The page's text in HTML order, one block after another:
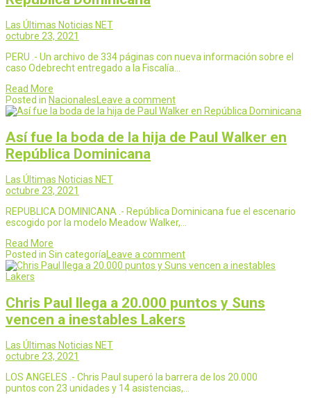
Las Últimas Noticias NET
octubre 23, 2021
PERU .- Un archivo de 334 páginas con nueva información sobre el
caso Odebrecht entregado a la Fiscalía…
Read More
Posted in NacionalesLeave a comment
Así fue la boda de la hija de Paul Walker en
República Dominicana
Las Últimas Noticias NET
octubre 23, 2021
REPUBLICA DOMINICANA .- República Dominicana fue el escenario
escogido por la modelo Meadow Walker,…
Read More
Posted in Sin categoría Leave a comment
Chris Paul llega a 20.000 puntos y Suns
vencen a inestables Lakers
Las Últimas Noticias NET
octubre 23, 2021
LOS ANGELES .- Chris Paul superó la barrera de los 20.000
puntos con 23 unidades y 14 asistencias,…